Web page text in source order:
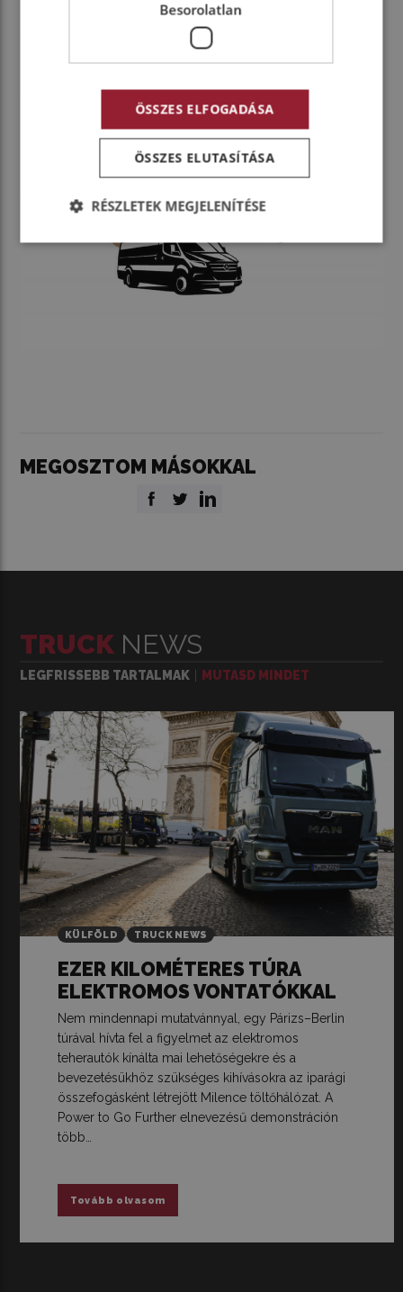
Mercedes-Benz düsseldorfi kishaszonjárműgyára
MEGOSZTOM MÁSOKKAL
TRUCK NEWS
LEGFRISSEBB TARTALMAK MUTASD MINDET
KÜLFÖLD TRUCK NEWS
EZER KILOMÉTERES TÚRA
ELEKTROMOS VONTATÓKKAL
Nem mindennapi mutatvánnyal, egy Párizs–Berlin
túrával hívta fel a figyelmet az elektromos
teherautók kínálta mai lehetőségekre és a
bevezetésükhöz szükséges kihívásokra az iparági
összefogásként létrejött Milence töltőhálózat. A
Power to Go Further elnevezésű demonstráción
több…
Tovább olvasom
Besorolatlan
ÖSSZES ELFOGADÁSA
ÖSSZES ELUTASÍTÁSA
RÉSZLETEK MEGJELENÍTÉSE